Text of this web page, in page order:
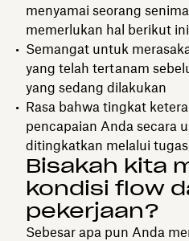
menyamai seorang
memerlukan hal berikut
Semangat untuk
yang telah tertanam
yang sedang dilakukan
Rasa bahwa tingkat
pencapaian Anda secara
ditingkatkan melalui
Bisakah kita
kondisi flow
pekerjaan?
Sebesar apa pun Anda